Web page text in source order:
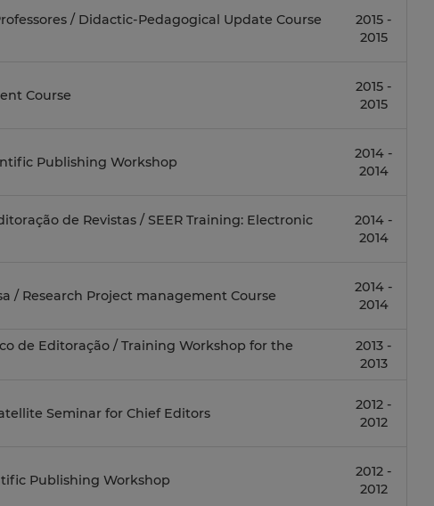
/ Didactic-Pedagogical Update Course
2015 -
2015
Course
2015 -
2015
Publishing Workshop
2014 -
2014
de Revistas / SEER Training: Electronic
2014 -
2014
/ Research Project management Course
2014 -
2014
de Editoração / Training Workshop for the
2013 -
2013
Seminar for Chief Editors
2012 -
2012
Publishing Workshop
2012 -
2012